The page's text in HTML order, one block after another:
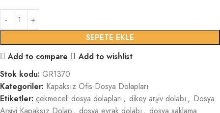
SEPETE EKLE
Add to compare
Add to wishlist
Stok kodu: GR1370
Kategoriler: Kapaksız Ofis Dosya Dolapları
Etiketler: çekmeceli dosya dolapları , dikey arşiv dolabı , Dosya